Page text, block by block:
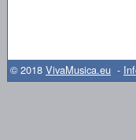
© 2018 VivaMusica.eu -